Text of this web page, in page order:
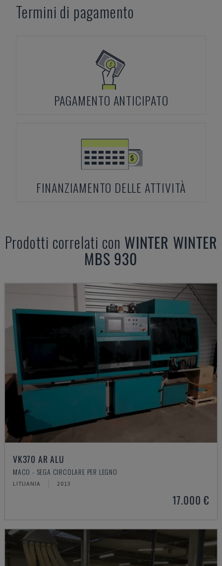
Termini di pagamento
PAGAMENTO ANTICIPATO
FINANZIAMENTO DELLE ATTIVITÀ
Prodotti correlati con WINTER WINTER
MBS 930
VK370 AR ALU
MACO - SEGA CIRCOLARE PER LEGNO
LITUANIA 2013
17.000 €